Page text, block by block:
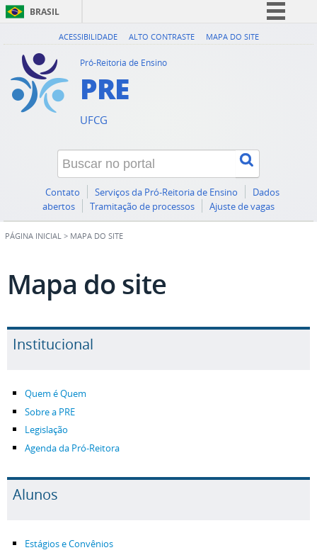
BRASIL
Simplifique!
Canais
ACESSIBILIDADE ALTO CONTRASTE MAPA DO SITE
Pró-Reitoria de Ensino
PRE
UFCG
Contato Serviços da Pró-Reitoria de Ensino
Dados
abertos
Tramitação de processos Ajuste de vagas
PÁGINA INICIAL > MAPA DO SITE
Mapa do site
Institucional
Quem é Quem
Sobre a PRE
Legislação
Agenda da Pró-Reitora
Alunos
Estágios e Convênios